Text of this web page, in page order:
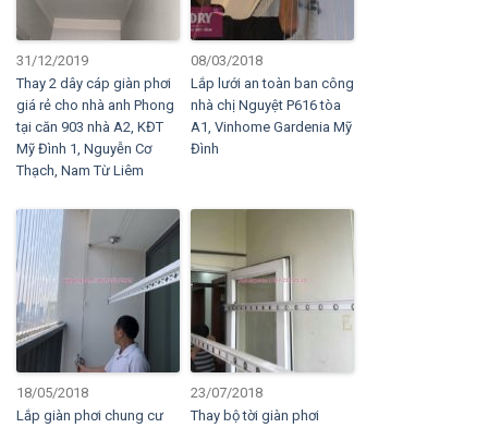
31/12/2019
Thay 2 dây cáp giàn phơi
giá rẻ cho nhà anh Phong
tại căn 903 nhà A2, KĐT
Mỹ Đình 1, Nguyễn Cơ
Thạch, Nam Từ Liêm
08/03/2018
Lắp lưới an toàn ban công
nhà chị Nguyệt P616 tòa
A1, Vinhome Gardenia Mỹ
Đình
18/05/2018
Lắp giàn phơi chung cư
23/07/2018
Thay bộ tời giàn phơi